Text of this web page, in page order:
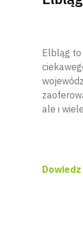
Elbląg to
ale i